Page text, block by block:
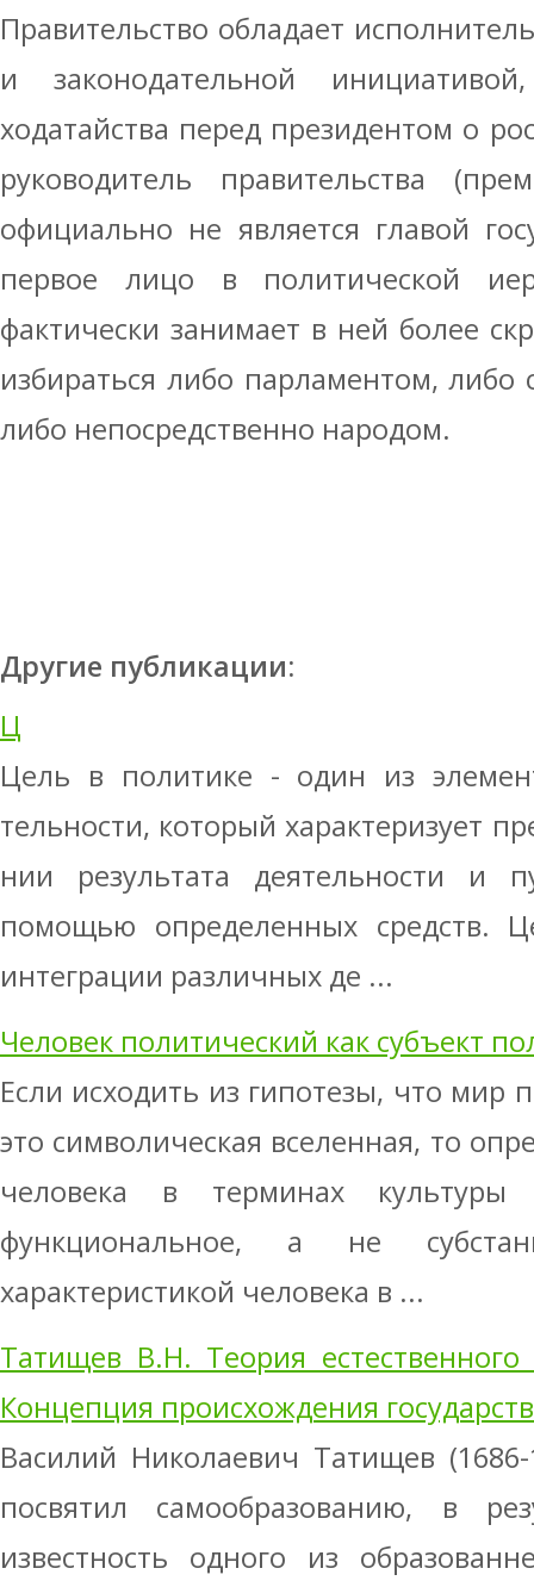
Правительство обладает
и законодательной
ходатайства перед президентом о
руководитель правительства
официально не является главой
первое лицо в политической
фактически занимает в ней более
избираться либо парламентом,
либо непосредственно народом.
Другие публикации:
Ц
Цель в политике - один из
тельности, который характеризует
нии результата деятельности и
помощью определенных средств.
интеграции различных де ...
Человек политический как субъект
Если исходить из гипотезы, что мир
это символическая вселенная, то
человека в терминах
функциональное, а не
характеристикой человека в ...
Татищев В.Н. Теория
Концепция происхождения
Василий Николаевич Татищев
посвятил самообразованию, в
известность одного из